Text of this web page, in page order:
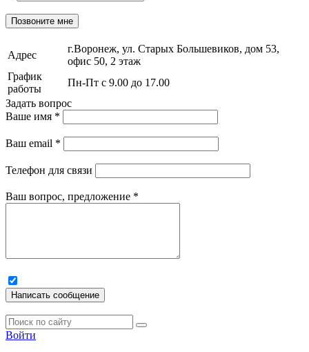
Позвоните мне
Адрес
г.Воронеж, ул. Старых Большевиков, дом 53,
офис 50, 2 этаж
График
работы
Пн-Пт с 9.00 до 17.00
Задать вопрос
Ваше имя *
Ваш email *
Телефон для связи
Ваш вопрос, предложение *
Написать сообщение
Войти